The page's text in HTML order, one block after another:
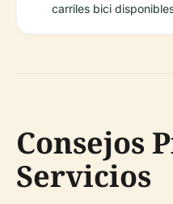
carriles bici
Consejos
Servicios